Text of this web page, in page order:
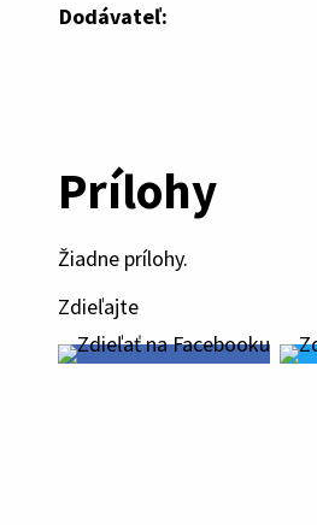
Dodávateľ:
Prílohy
Žiadne prílohy.
Zdieľajte